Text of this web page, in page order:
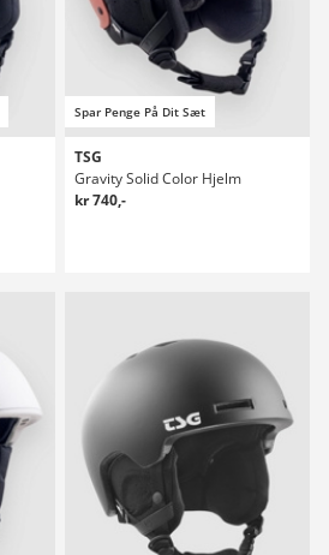
Spar Penge På Dit Sæt
TSG
Gravity Solid Color Hjelm
kr 740,-